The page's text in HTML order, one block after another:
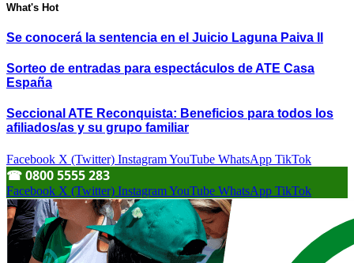
What's Hot
Se conocerá la sentencia en el Juicio Laguna Paiva II
Sorteo de entradas para espectáculos de ATE Casa
España
Seccional ATE Reconquista: Beneficios para todos los
afiliados/as y su grupo familiar
Facebook X (Twitter) InstagramYouTube WhatsApp TikTok
☎︎ 0800 5555 283
Facebook X (Twitter) InstagramYouTube WhatsApp TikTok